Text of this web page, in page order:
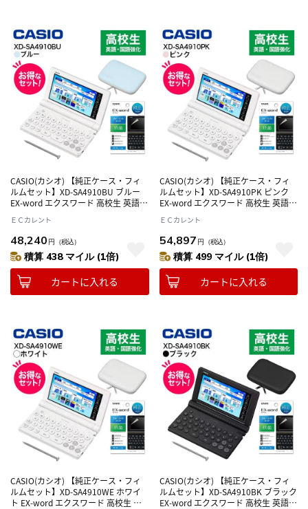
CASIO(カシオ) 【純正ケース・フィ
ルムセット】XD-SA4910BU ブルー
EX-word エクスワード 高校生 英語･
ＥＣカレント
48,240 円 （税込）
積算 438 マイル (1倍)
カートに入れる
CASIO(カシオ) 【純正ケース・フィ
ルムセット】XD-SA4910PK ピンク
EX-word エクスワード 高校生 英語･
ＥＣカレント
54,897 円 （税込）
積算 499 マイル (1倍)
カートに入れる
CASIO(カシオ) 【純正ケース・フィ
ルムセット】XD-SA4910WE ホワイ
ト EX-word エクスワード 高校生 英
CASIO(カシオ) 【純正ケース・フィ
ルムセット】XD-SA4910BK ブラック
EX-word エクスワード 高校生 英語･